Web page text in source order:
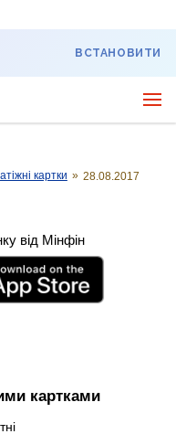
ВСТАНОВИТИ
картки » 28.08.2017
від Мінфін
картками